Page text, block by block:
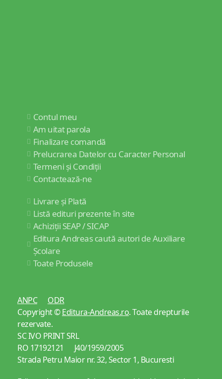
Contul meu
Am uitat parola
Finalizare comandă
Prelucrarea Datelor cu Caracter Personal
Termeni și Condiții
Contactează-ne
Livrare și Plată
Listă edituri prezente în site
Achiziții SEAP / SICAP
Editura Andreas caută autori de Auxiliare
Școlare
Toate Produsele
ANPC
ODR
Copyright ©Editura-Andreas.ro. Toate drepturile
rezervate.
SC IVO PRINT SRL
RO 17192121 J40/1959/2005
Strada Petru Maior nr. 32, Sector 1, Bucuresti